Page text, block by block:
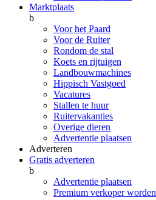
Marktplaats
b
Voor het Paard
Voor de Ruiter
Rondom de stal
Koets en rijtuigen
Landbouwmachines
Hippisch Vastgoed
Vacatures
Stallen te huur
Ruitervakanties
Overige dieren
Advertentie plaatsen
Adverteren
Gratis adverteren
b
Advertentie plaatsen
Premium verkoper worden